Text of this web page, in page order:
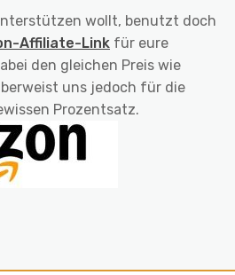
wollt, benutzt doch
Affiliate-Link für eure
den gleichen Preis wie
uns jedoch für die
Prozentsatz.